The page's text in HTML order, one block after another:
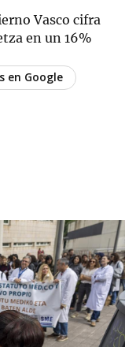
Vasco cifra
en un 16%
en Google